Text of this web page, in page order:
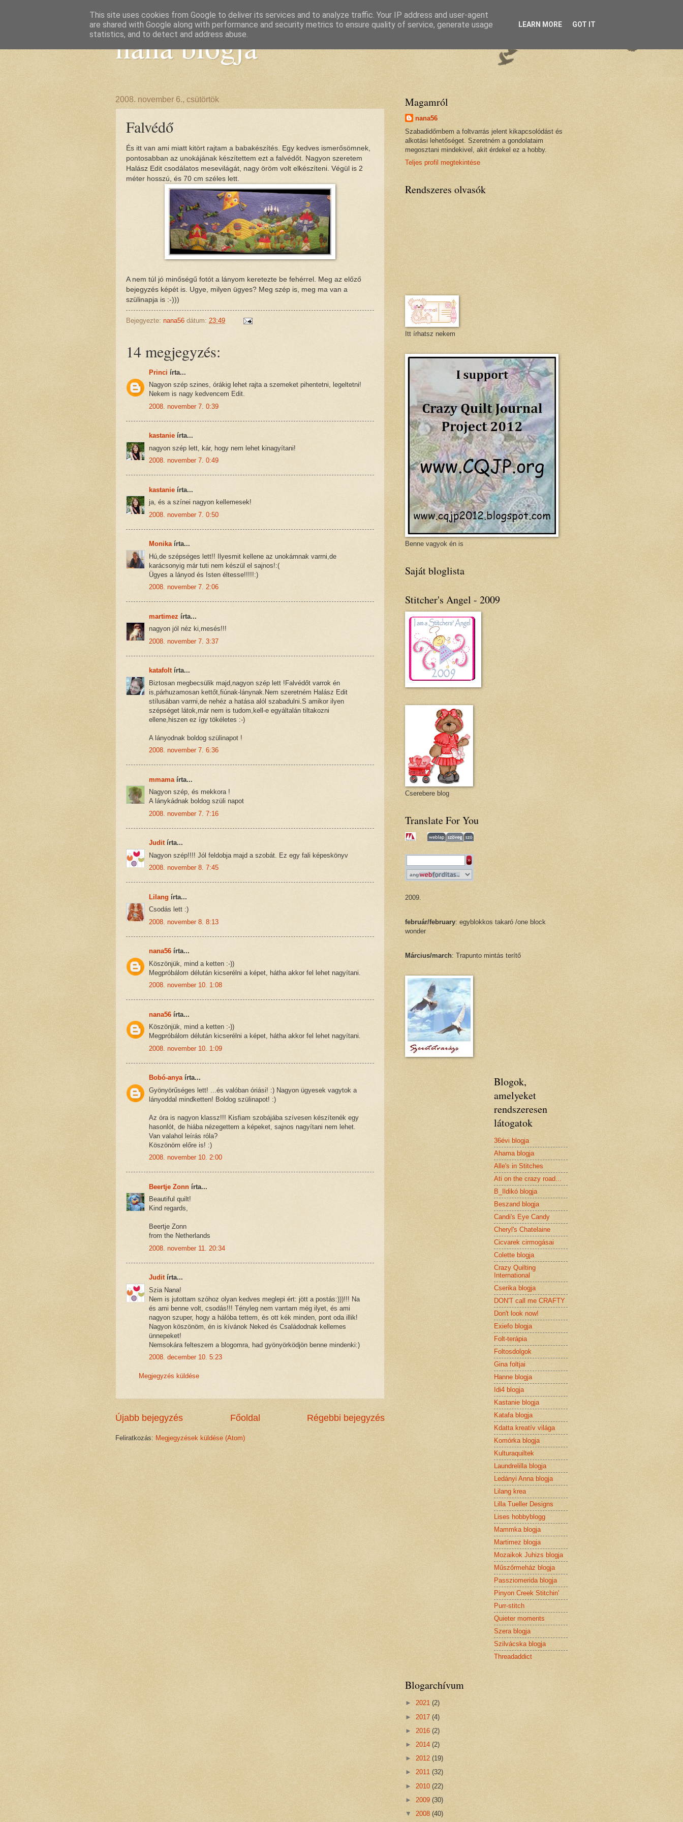
nana blogja
2008. november 6., csütörtök
Falvédő
És itt van ami miatt kitört rajtam a babakészítés. Egy kedves ismerősömnek,
pontosabban az unokájának készítettem ezt a falvédőt. Nagyon szeretem
Halász Edit csodálatos mesevilágát, nagy öröm volt elkészíteni. Végül is 2
méter hosszú, és 70 cm széles lett.
A nem túl jó minőségű fotót a lányom keretezte be fehérrel. Meg az előző
bejegyzés képét is. Ugye, milyen ügyes? Meg szép is, meg ma van a
szülinapja is :-)))
Bejegyezte: nana56 dátum: 23:49
14 megjegyzés:
Princi írta...
Nagyon szép szines, órákig lehet rajta a szemeket pihentetni, legeltetni!
Nekem is nagy kedvencem Edit.
2008. november 7. 0:39
kastanie írta...
nagyon szép lett, kár, hogy nem lehet kinagyítani!
2008. november 7. 0:49
kastanie írta...
ja, és a színei nagyon kellemesek!
2008. november 7. 0:50
Monikaírta...
Hú,de szépséges lett!! Ilyesmit kellene az unokámnak varrni,de
karácsonyig már tuti nem készül el sajnos!:(
Ügyes a lányod és Isten éltesse!!!!!:)
2008. november 7. 2:06
martimez írta...
nagyon jól néz ki,mesés!!!
2008. november 7. 3:37
katafoltírta...
Biztosan megbecsülik majd,nagyon szép lett !Falvédőt varrok én
is,párhuzamosan kettőt,fiúnak-lánynak.Nem szeretném Halász Edit
stílusában varrni,de nehéz a hatása alól szabadulni.S amikor ilyen
szépséget látok,már nem is tudom,kell-e egyáltalán tiltakozni
ellene,hiszen ez így tökéletes :-)
A lányodnak boldog szülinapot !
2008. november 7. 6:36
mmama írta...
Nagyon szép, és mekkora !
A lánykádnak boldog szüli napot
2008. november 7. 7:16
Juditírta...
Nagyon szép!!!! Jól feldobja majd a szobát. Ez egy fali képeskönyv
2008. november 8. 7:45
Lilang írta...
Csodás lett :)
2008. november 8. 8:13
nana56 írta...
Köszönjük, mind a ketten :-))
Megpróbálom délután kicserélni a képet, hátha akkor fel lehet nagyítani.
2008. november 10. 1:08
nana56 írta...
Köszönjük, mind a ketten :-))
Megpróbálom délután kicserélni a képet, hátha akkor fel lehet nagyítani.
2008. november 10. 1:09
Bobó-anyaírta...
Gyönyörűséges lett! ...és valóban óriási! :) Nagyon ügyesek vagytok a
lányoddal mindketten! Boldog szülinapot! :)
Az óra is nagyon klassz!!! Kisfiam szobájába szívesen készítenék egy
hasonlót, de hiába nézegettem a képeket, sajnos nagyítani nem lehet.
Van valahol leírás róla?
Köszönöm előre is! :)
2008. november 10. 2:00
Beertje Zonn írta...
Beautiful quilt!
Kind regards,
Beertje Zonn
from the Netherlands
2008. november 11. 20:34
Juditírta...
Szia Nana!
Nem is jutottam szóhoz olyan kedves meglepi ért: jött a postás:)))!!! Na
és ami benne volt, csodás!!! Tényleg nem varrtam még ilyet, és ami
nagyon szuper, hogy a hálóba tettem, és ott kék minden, pont oda illik!
Nagyon köszönöm, én is kívánok Neked és Családodnak kellemes
ünnepeket!
Nemsokára felteszem a blogomra, had gyönyörködjön benne mindenki:)
2008. december 10. 5:23
Megjegyzés küldése
Újabb bejegyzés Régebbi bejegyzés
Főoldal
Feliratkozás: Megjegyzések küldése (Atom)
Magamról
nana56
Szabadidőmbem a foltvarrás jelent kikapcsolódást és
alkotási lehetőséget. Szeretném a gondolataim
megosztani mindekivel, akit érdekel ez a hobby.
Teljes profil megtekintése
Rendszeres olvasók
Itt írhatsz nekem
Benne vagyok én is
Saját bloglista
Stitcher's Angel - 2009
Cserebere blog
Translate For You
2009.
február/february: egyblokkos takaró /one block
wonder
Március/march: Trapunto mintás terítő
Blogok,
amelyeket
rendszeresen
látogatok
36évi blogja
Ahama blogja
Alle's in Stitches
Ati on the crazy road...
B_Ildikó blogja
Beszand blogja
Candi's Eye Candy
Cheryl's Chatelaine
Cicvarek cirmogásai
Colette blogja
Crazy Quilting
International
Cserika blogja
DON'T call me CRAFTY
Don't look now!
Exiefo blogja
Folt-terápia
Foltosdolgok
Gina foltjai
Hanne blogja
Idi4 blogja
Kastanie blogja
Katafa blogja
Kdatta kreatív világa
Komórka blogja
Kulturaquiltek
Laundrelilla blogja
Ledányi Anna blogja
Lilang krea
Lilla Tueller Designs
Lises hobbyblogg
Mammka blogja
Martimez blogja
Mozaikok Juhizs blogja
Műszőrmeház blogja
Passziomerida blogja
Pinyon Creek Stitchin'
Purr-stitch
Quieter moments
Szera blogja
Szilvácska blogja
Threadaddict
Blogarchívum
► 2021 (2)
► 2017 (4)
► 2016 (2)
► 2014 (2)
► 2012 (19)
► 2011 (32)
► 2010 (22)
► 2009 (30)
▼ 2008 (40)
This site uses cookies from Google to deliver its services and to analyze traffic. Your IP address and user-agent
are shared with Google along with performance and security metrics to ensure quality of service, generate usage
statistics, and to detect and address abuse.
LEARN MORE GOT IT